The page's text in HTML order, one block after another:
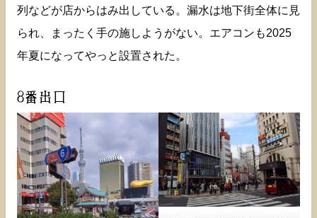
列などが店からはみ出している。漏水は地下街全体に見
られ、まったく手の施しようがない。エアコンも2025
年夏になってやっと設置された。
8番出口